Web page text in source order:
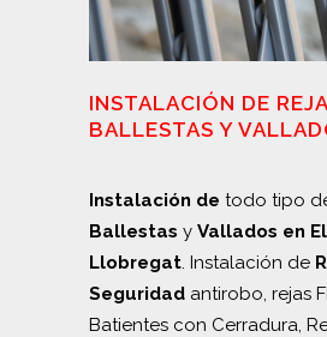
INSTALACIÓN DE
BALLESTAS Y
Instalación de todo tipo
Ballestas y Vallados en
Llobregat. Instalación de
Seguridad antirobo, rejas
Batientes con Cerradura,